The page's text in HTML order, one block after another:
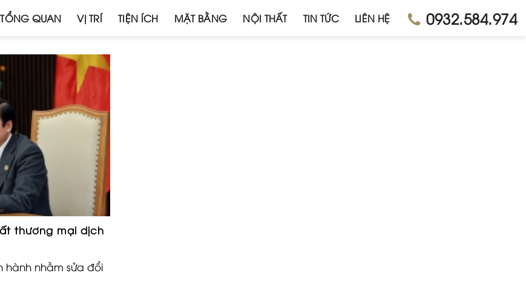
TỔNG QUAN VỊ TRÍ TIỆN ÍCH MẶT BẰNG NỘI THẤT TIN TỨC LIÊN HỆ 0932.584.974
thương mại dịch
hành nhằm sửa đổi